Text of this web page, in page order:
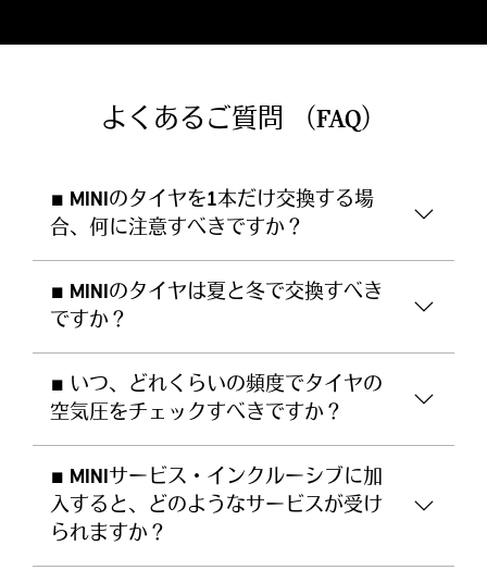
よくあるご質問 （FAQ）
■ MINIのタイヤを1本だけ交換する場
合、何に注意すべきですか？
■ MINIのタイヤは夏と冬で交換すべき
ですか？
■ いつ、どれくらいの頻度でタイヤの
空気圧をチェックすべきですか？
■ MINIサービス・インクルーシブに加
入すると、どのようなサービスが受け
られますか？